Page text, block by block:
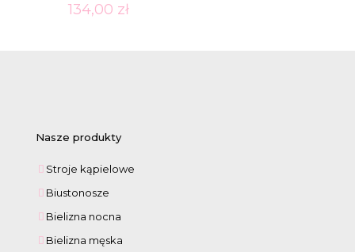
134,00 zł
Nasze produkty
Stroje kąpielowe
Biustonosze
Bielizna nocna
Bielizna męska